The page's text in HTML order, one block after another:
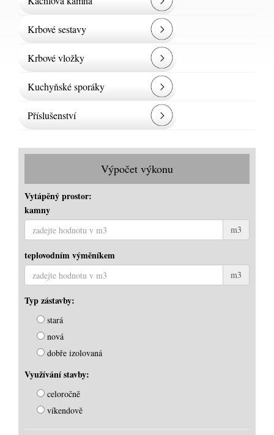
Krbové sestavy
Krbové vložky
Kuchyňské sporáky
Příslušenství
Výpočet výkonu
Vytápěný prostor:
kamny
m3
teplovodním výměníkem
m3
Typ zástavby:
stará
nová
dobře izolovaná
Využívání stavby:
celoročně
víkendově